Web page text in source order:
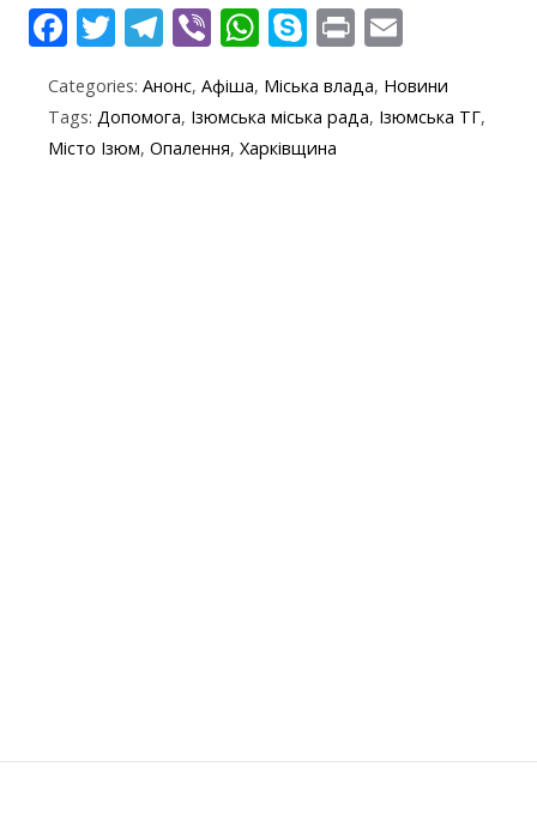
F
e
b
T
itt
er
T
e
gr
Vi
b
er
W
at
s
S
y
p
Pr
t ai
Categories: Анонс, Афіша, Міська влада, Новини
Tags: Допомога, Ізюмська міська рада, Ізюмська ТГ,
Місто Ізюм, Опалення, Харківщина